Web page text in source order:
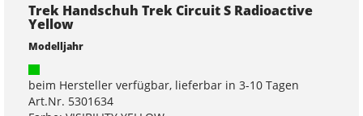
Trek Handschuh Trek Circuit S Radioactive
Yellow
Modelljahr
beim Hersteller verfügbar, lieferbar in 3-10 Tagen
Art.Nr. 5301634